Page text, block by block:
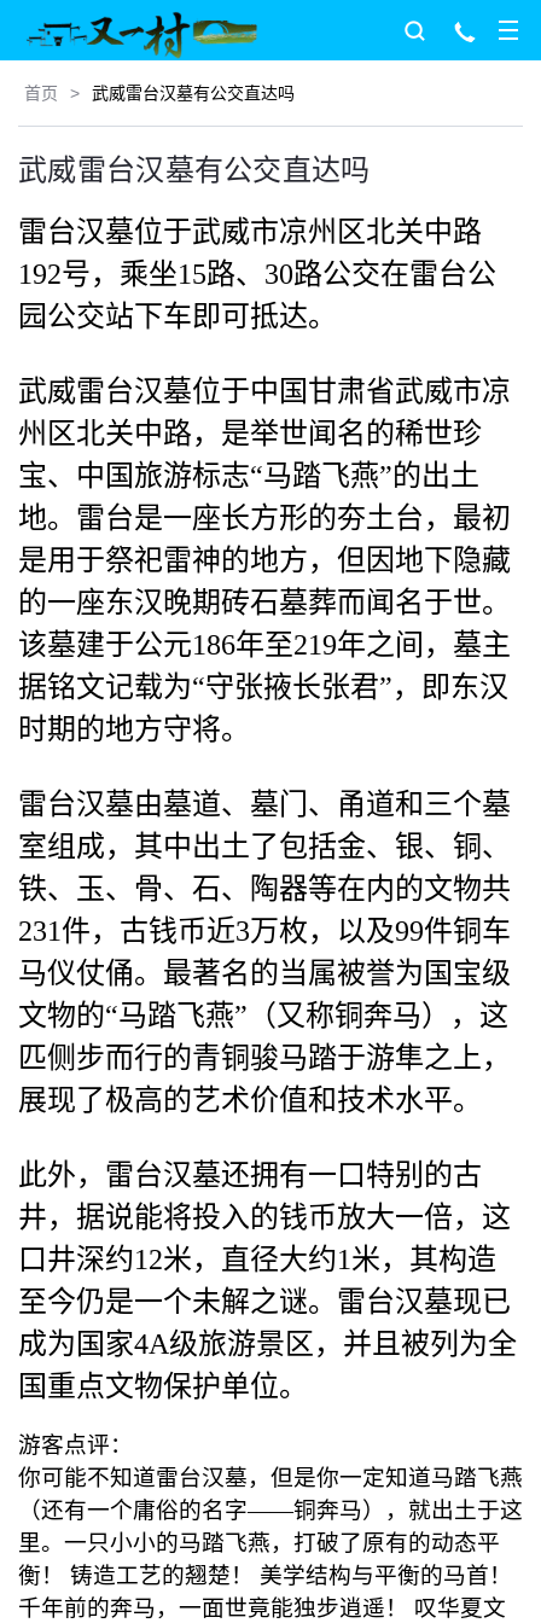
首页 > 武威雷台汉墓有公交直达吗
武威雷台汉墓有公交直达吗
雷台汉墓位于武威市凉州区北关中路
192号，乘坐15路、30路公交在雷台公
园公交站下车即可抵达。
武威雷台汉墓位于中国甘肃省武威市凉
州区北关中路，是举世闻名的稀世珍
宝、中国旅游标志“马踏飞燕”的出土
地。雷台是一座长方形的夯土台，最初
是用于祭祀雷神的地方，但因地下隐藏
的一座东汉晚期砖石墓葬而闻名于世。
该墓建于公元186年至219年之间，墓主
据铭文记载为“守张掖长张君”，即东汉
时期的地方守将。
雷台汉墓由墓道、墓门、甬道和三个墓
室组成，其中出土了包括金、银、铜、
铁、玉、骨、石、陶器等在内的文物共
231件，古钱币近3万枚，以及99件铜车
马仪仗俑。最著名的当属被誉为国宝级
文物的“马踏飞燕”（又称铜奔马），这
匹侧步而行的青铜骏马踏于游隼之上，
展现了极高的艺术价值和技术水平。
此外，雷台汉墓还拥有一口特别的古
井，据说能将投入的钱币放大一倍，这
口井深约12米，直径大约1米，其构造
至今仍是一个未解之谜。雷台汉墓现已
成为国家4A级旅游景区，并且被列为全
国重点文物保护单位。
游客点评：
你可能不知道雷台汉墓，但是你一定知道马踏飞燕
（还有一个庸俗的名字——铜奔马），就出土于这
里。一只小小的马踏飞燕，打破了原有的动态平
衡！ 铸造工艺的翘楚！ 美学结构与平衡的马首！
千年前的奔马，一面世竟能独步逍遥！ 叹华夏文